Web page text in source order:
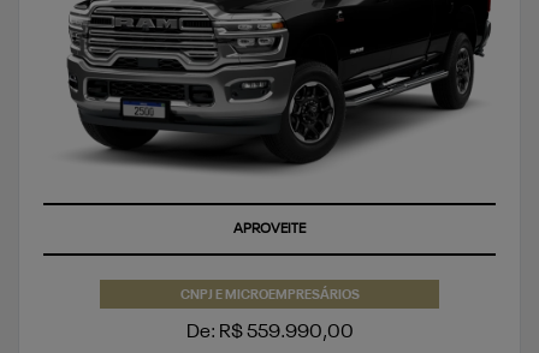
APROVEITE
CNPJ E MICROEMPRESÁRIOS
De: R$ 559.990,00